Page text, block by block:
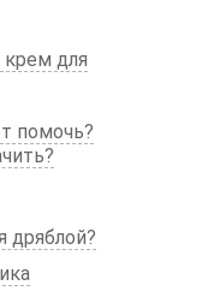
для
помочь?
дряблой?